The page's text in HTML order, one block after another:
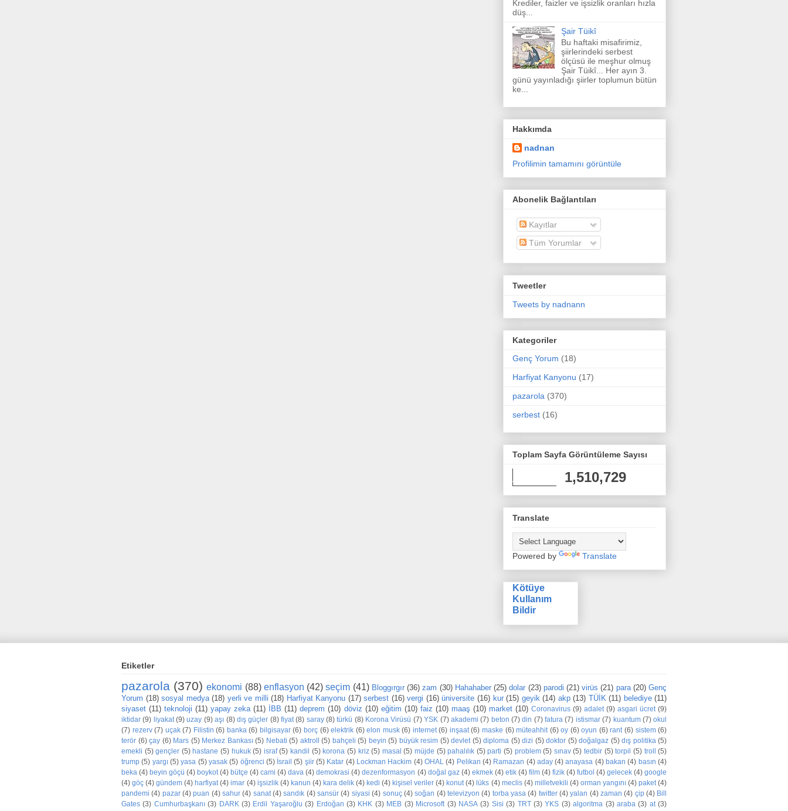
Krediler, faizler ve işsizlik oranları hızla
düş...
Şair Tüikî
Bu haftaki misafirimiz,
şiirlerindeki serbest
ölçüsü ile meşhur olmuş
Şair Tüikî... Her ayın 3.
günü yayınladığı şiirler toplumun bütün
ke...
Hakkımda
nadnan
Profilimin tamamını görüntüle
Abonelik Bağlantıları
Kayıtlar
Tüm Yorumlar
Tweetler
Tweets by nadnann
Kategoriler
Genç Yorum (18)
Harfiyat Kanyonu (17)
pazarola (370)
serbest (16)
Toplam Sayfa Görüntüleme Sayısı
1,510,729
Translate
Powered by Translate
Kötüye
Kullanım
Bildir
Etiketler
pazarola (370) ekonomi (88) enflasyon (42) seçim (41) Bloggırgır (36) zam (30) Hahahaber (25) dolar (23) parodi (21) virüs (21) para (20) Genç
Yorum (18) sosyal medya (18) yerli ve milli (18) Harfiyat Kanyonu (17) serbest (16) vergi (16) üniversite (16) kur (15) geyik (14) akp (13) TÜİK (11) belediye (11)
siyaset (11) teknoloji (11) yapay zeka (11) İBB (11) deprem (10) döviz (10) eğitim (10) faiz (10) maaş (10) market (10) Coronavirus (9) adalet (9) asgari ücret (9)
iktidar (9) liyakat (9) uzay (9) aşı (8) dış güçler (8) fiyat (8) saray (8) türkü (8) Korona Virüsü (7) YSK (7) akademi (7) beton (7) din (7) fatura (7) istismar (7) kuantum (7) okul
(7) rezerv (7) uçak (7) Filistin (6) banka (6) bilgisayar (6) borç (6) elektrik (6) elon musk (6) internet (6) inşaat (6) maske (6) müteahhit (6) oy (6) oyun (6) rant (6) sistem (6)
terör (6) çay (6) Mars (5) Merkez Bankası (5) Nebati (5) aktroll (5) bahçeli (5) beyin (5) büyük resim (5) devlet (5) diploma (5) dizi (5) doktor (5) doğalgaz (5) dış politika (5)
emekli (5) gençler (5) hastane (5) hukuk (5) israf (5) kandil (5) korona (5) kriz (5) masal (5) müjde (5) pahalılık (5) parti (5) problem (5) sınav (5) tedbir (5) torpil (5) troll
(5)
trump (5) yargı (5) yasa (5) yasak (5) öğrenci (5) İsrail (5) şiir (5) Katar (4) Lockman Hackim (4) OHAL (4) Pelikan (4) Ramazan (4) aday (4) anayasa (4) bakan (4) basın (4)
beka (4) beyin göçü (4) boykot (4) bütçe (4) cami (4) dava (4) demokrasi (4) dezenformasyon (4) doğal gaz (4) ekmek (4) etik (4) film (4) fizik (4) futbol (4) gelecek (4) google
(4) göç (4) gündem (4) harfiyat (4) imar (4) işsizlik (4) kanun (4) kara delik (4) kedi (4) kişisel veriler (4) konut (4) lüks (4) meclis (4) milletvekili (4) orman yangını (4) paket (4)
pandemi (4) pazar (4) puan (4) sahur (4) sanat (4) sandık (4) sansür (4) siyasi (4) sonuç (4) soğan (4) televizyon (4) torba yasa (4) twitter (4) yalan (4) zaman (4) çip (4) Bill
Gates (3) Cumhurbaşkanı (3) DARK (3) Erdil Yaşaroğlu (3) Erdoğan (3) KHK (3) MEB (3) Microsoft (3) NASA (3) Sisi (3) TRT (3) YKS (3) algoritma (3) araba (3) at (3)